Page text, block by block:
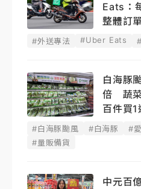
Eats：
整體訂
#外送專法 #Uber Eats
白海豚
倍 蔬菜
百件買1
#白海豚颱風 #白海豚 #
#量販備貨
中元百